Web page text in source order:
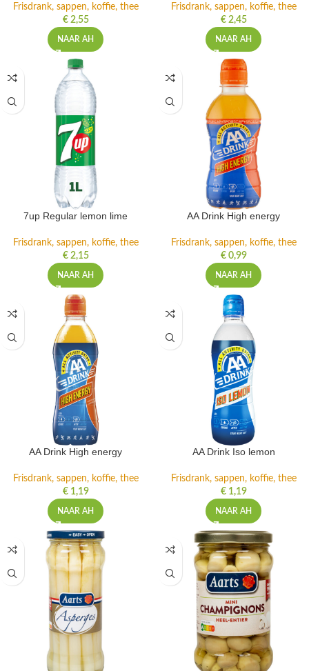
Frisdrank, sappen, koffie, thee
€2,55
NAAR AH
Frisdrank, sappen, koffie, thee
€2,45
NAAR AH
7up Regular lemon lime
Frisdrank, sappen, koffie, thee
€2,15
NAAR AH
AA Drink High energy
Frisdrank, sappen, koffie, thee
€0,99
NAAR AH
AA Drink High energy
Frisdrank, sappen, koffie, thee
€1,19
NAAR AH
AA Drink Iso lemon
Frisdrank, sappen, koffie, thee
€1,19
NAAR AH